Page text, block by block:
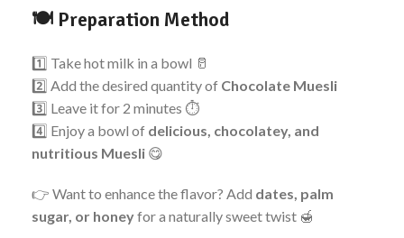
🍽️ Preparation Method
1️⃣ Take hot milk in a bowl 🥛
2️⃣ Add the desired quantity of Chocolate Muesli
3️⃣ Leave it for 2 minutes ⏱️
4️⃣ Enjoy a bowl of delicious, chocolatey, and
nutritious Muesli 😋
👉 Want to enhance the flavor? Add dates, palm
sugar, or honeyfor a naturally sweet twist 🍯